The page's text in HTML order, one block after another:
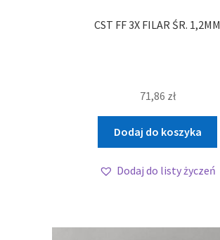
CST FF 3X FILAR ŚR. 1,2MM
71,86 zł
Dodaj do koszyka
Dodaj do listy życzeń